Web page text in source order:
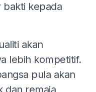
bakti kepada
akan
lebih kompetitif.
pula akan